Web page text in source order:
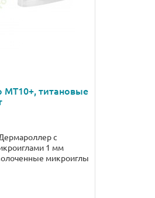
МТ10+, титановые
с
1 мм
микроиглы